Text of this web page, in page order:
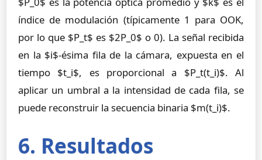
índice de modulación (típicamente 1 para OOK,
por lo que $P_t$ es $2P_0$ o 0). La señal recibida
en la $i$-ésima fila de la cámara, expuesta en el
tiempo $t_i$, es proporcional a $P_t(t_i)$. Al
aplicar un umbral a la intensidad de cada fila, se
puede reconstruir la secuencia binaria $m(t_i)$.
6. Resultados